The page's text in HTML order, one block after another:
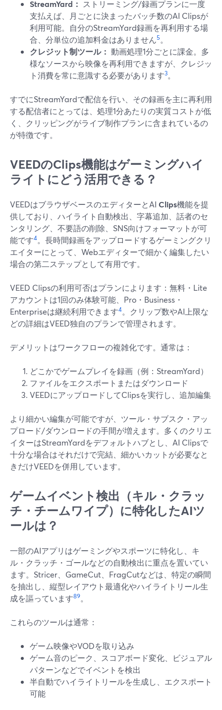
StreamYard： ストリーミング/録画プランに一度
支払えば、月ごとに決まったバッチ数のAI Clipsが
利用可能。自分のStreamYard録画を再利用する場
合、分単位の追加料金はありません5 。
クレジット制ツール： 動画処理1分ごとに課金。多
様なソースから映像を再利用できますが、クレジッ
ト消費を常に意識する必要があります3。
すでにStreamYardで配信を行い、その録画を主に再利用
する配信者にとっては、処理1分あたりの実質コストが低
く、クリッピングがライブ制作プランに含まれているの
が特徴です。
VEEDのClips機能はゲーミングハイ
ライトにどう活用できる？
VEEDはブラウザベースのエディターとAI Clips機能を提
供しており、ハイライト自動検出、字幕追加、話者のセ
ンタリング、不要語の削除、SNS向けフォーマットが可
能です4。長時間録画をアップロードするゲーミングクリ
エイターにとって、Webエディターで細かく編集したい
場合の第二ステップとして有用です。
VEED Clipsの利用可否はプランによります：無料・Lite
アカウントは1回のみ体験可能、Pro・Business・
Enterpriseは継続利用できます4。クリップ数やAI上限な
どの詳細はVEED独自のプランで管理されます。
デメリットはワークフローの複雑化です。通常は：
どこかでゲームプレイを録画（例：StreamYard）
ファイルをエクスポートまたはダウンロード
VEEDにアップロードしてClipsを実行し、追加編集
より細かい編集が可能ですが、ツール・サブスク・アッ
プロード/ダウンロードの手間が増えます。多くのクリエ
イターはStreamYardをデフォルトハブとし、AI Clipsで
十分な場合はそれだけで完結、細かいカットが必要なと
きだけVEEDを併用しています。
ゲームイベント検出（キル・クラッ
チ・チームワイプ）に特化したAIツ
ールは？
一部のAIアプリはゲーミングやスポーツに特化し、キ
ル・クラッチ・ゴールなどの自動検出に重点を置いてい
ます。Stricer、GameCut、FragCutなどは、特定の瞬間
を抽出し、縦型レイアウト最適化やハイライトリール生
成を謳っています89。
これらのツールは通常：
ゲーム映像やVODを取り込み
ゲーム音のピーク、スコアボード変化、ビジュアル
パターンなどでイベントを検出
半自動でハイライトリールを生成し、エクスポート
可能